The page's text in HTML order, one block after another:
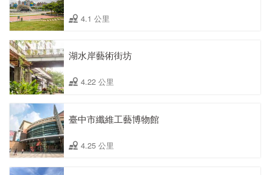
4.1 公里
湖水岸藝術街坊
4.22 公里
臺中市纖維工藝博物館
4.25 公里